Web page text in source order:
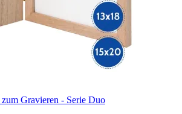
Gravieren - Serie Duo